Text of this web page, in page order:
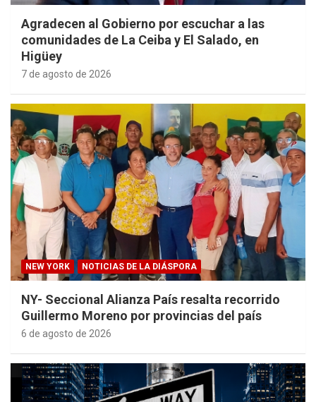
Agradecen al Gobierno por escuchar a las
comunidades de La Ceiba y El Salado, en
Higüey
7 de agosto de 2026
NEW YORK NOTICIAS DE LA DIÁSPORA
NY- Seccional Alianza País resalta recorrido
Guillermo Moreno por provincias del país
6 de agosto de 2026